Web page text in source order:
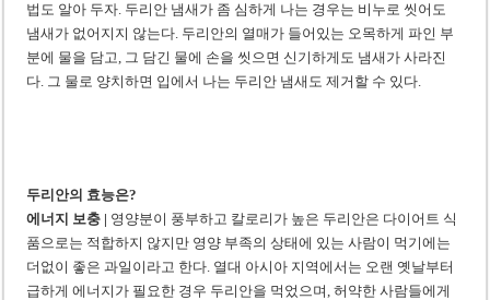
법도 알아 두자. 두리안 냄새가 좀 심하게 나는 경우는 비누로 씻어도
냄새가 없어지지 않는다. 두리안의 열매가 들어있는 오목하게 파인 부
분에 물을 담고, 그 담긴 물에 손을 씻으면 신기하게도 냄새가 사라진
다. 그 물로 양치하면 입에서 나는 두리안 냄새도 제거할 수 있다.
두리안의 효능은?
에너지 보충 | 영양분이 풍부하고 칼로리가 높은 두리안은 다이어트 식
품으로는 적합하지 않지만 영양 부족의 상태에 있는 사람이 먹기에는
더없이 좋은 과일이라고 한다. 열대 아시아 지역에서는 오랜 옛날부터
급하게 에너지가 필요한 경우 두리안을 먹었으며, 허약한 사람들에게